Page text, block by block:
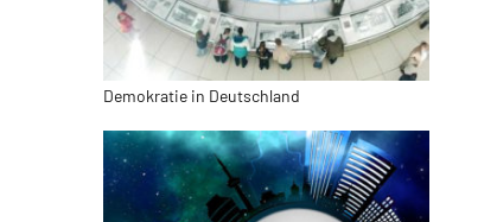
Demokratie in Deutschland